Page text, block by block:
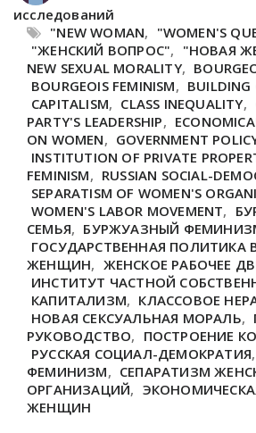
исследований
"NEW WOMAN, "WOMEN'S
"ЖЕНСКИЙ ВОПРОС", "НОВАЯ
NEW SEXUAL MORALITY,
BOURGEOIS FEMINISM, BUILDING
CAPITALISM, CLASS INEQUALITY,
PARTY'S LEADERSHIP,
ON WOMEN, GOVERNMENT
INSTITUTION OF PRIVATE
FEMINISM, RUSSIAN SOCIAL-
SEPARATISM OF WOMEN'S
WOMEN'S LABOR MOVEMENT,
СЕМЬЯ, БУРЖУАЗНЫЙ
ГОСУДАРСТВЕННАЯ
ЖЕНЩИН, ЖЕНСКОЕ РАБОЧЕЕ
ИНСТИТУТ ЧАСТНОЙ
КАПИТАЛИЗМ, КЛАССОВОЕ
НОВАЯ СЕКСУАЛЬНАЯ МОРАЛЬ,
РУКОВОДСТВО, ПОСТРОЕНИЕ
РУССКАЯ СОЦИАЛ-ДЕМОКРАТИЯ,
ФЕМИНИЗМ, СЕПАРАТИЗМ
ОРГАНИЗАЦИЙ,
ЖЕНЩИН